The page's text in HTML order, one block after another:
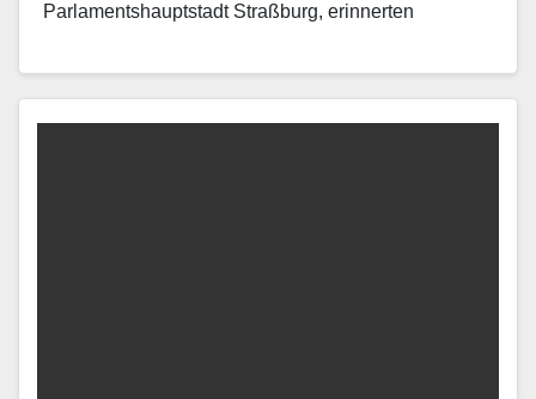
Parlamentshauptstadt Straßburg, erinnerten